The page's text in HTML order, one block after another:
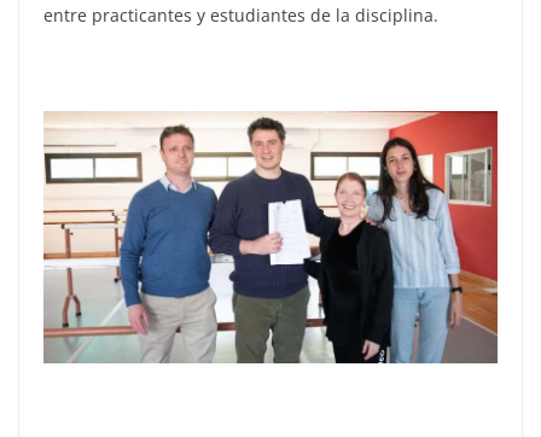
entre practicantes y estudiantes de la disciplina.